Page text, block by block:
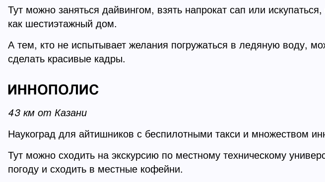
Тут можно заняться дайвингом, взять напрокат сап или
как шестиэтажный дом.
А тем, кто не испытывает желания погружаться в ледяную воду,
сделать красивые кадры.
ИННОПОЛИС
43 км от Казани
Наукоград для айтишников с беспилотными такси и множеством
Тут можно сходить на экскурсию по местному техническому
погоду и сходить в местные кофейни.